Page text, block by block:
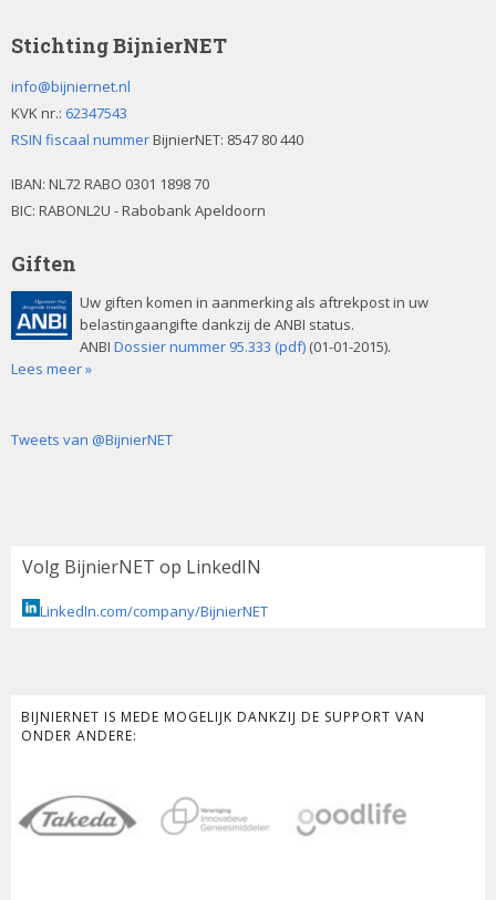
Stichting BijnierNET
info@bijniernet.nl
KVK nr.: 62347543
RSIN fiscaal nummerBijnierNET: 8547 80 440
IBAN: NL72 RABO 0301 1898 70
BIC: RABONL2U - Rabobank Apeldoorn
Giften
Uw giften komen in aanmerking als aftrekpost in uw
belastingaangifte dankzij de ANBI status.
ANBI Dossier nummer 95.333 (pdf) (01-01-2015).
Lees meer »
Tweets van @BijnierNET
Volg BijnierNET op LinkedIN
LinkedIn.com/company/BijnierNET
BIJNIERNET IS MEDE MOGELIJK DANKZIJ DE SUPPORT VAN
ONDER ANDERE: